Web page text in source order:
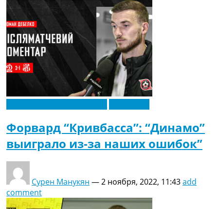
Форвард “Кривбасса”: “Динамо”
выиграло из-за наших ошибок”
Сурен Манукян —2 ноября, 2022, 11:43add
comment